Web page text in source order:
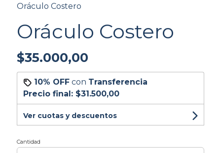
Oráculo Costero
Oráculo Costero
$35.000,00
10% OFFcon Transferencia
Precio final: $31.500,00
Ver cuotas y descuentos
Cantidad